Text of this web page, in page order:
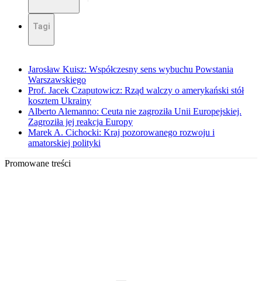
Tagi
Jarosław Kuisz: Współczesny sens wybuchu Powstania
Warszawskiego
Prof. Jacek Czaputowicz: Rząd walczy o amerykański stół
kosztem Ukrainy
Alberto Alemanno: Ceuta nie zagroziła Unii Europejskiej.
Zagroziła jej reakcja Europy
Marek A. Cichocki: Kraj pozorowanego rozwoju i
amatorskiej polityki
Promowane treści